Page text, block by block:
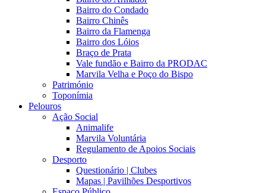
Bairro do Condado
Bairro Chinês
Bairro da Flamenga
Bairro dos Lóios
Braço de Prata
Vale fundão e Bairro da PRODAC
Marvila Velha e Poço do Bispo
Património
Toponímia
Pelouros
Ação Social
Animalife
Marvila Voluntária
Regulamento de Apoios Sociais
Desporto
Questionário | Clubes
Mapas | Pavilhões Desportivos